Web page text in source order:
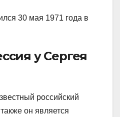
30 мая 1971 года в
у Сергея
российский
он является